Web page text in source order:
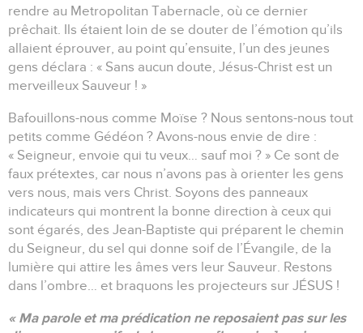
rendre au Metropolitan Tabernacle, où ce dernier
prêchait. Ils étaient loin de se douter de l’émotion qu’ils
allaient éprouver, au point qu’ensuite, l’un des jeunes
gens déclara : « Sans aucun doute, Jésus-Christ est un
merveilleux Sauveur ! »
Bafouillons-nous comme Moïse ? Nous sentons-nous tout
petits comme Gédéon ? Avons-nous envie de dire :
« Seigneur, envoie qui tu veux… sauf moi ? » Ce sont de
faux prétextes, car nous n’avons pas à orienter les gens
vers nous, mais vers Christ. Soyons des panneaux
indicateurs qui montrent la bonne direction à ceux qui
sont égarés, des Jean-Baptiste qui préparent le chemin
du Seigneur, du sel qui donne soif de l’Évangile, de la
lumière qui attire les âmes vers leur Sauveur. Restons
dans l’ombre… et braquons les projecteurs sur JÉSUS !
« Ma parole et ma prédication ne reposaient pas sur les